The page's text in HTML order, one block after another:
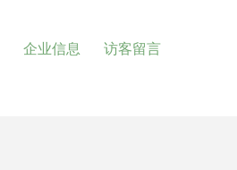
企业信息 访客留言